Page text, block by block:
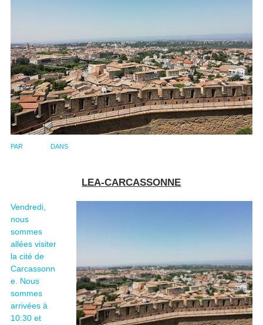
PAR DANS
LEA-CARCASSONNE
Vendredi,
nous
sommes
allées visiter
la cité de
Carcassonn
e. Nous
sommes
arrivées à
10:30 et